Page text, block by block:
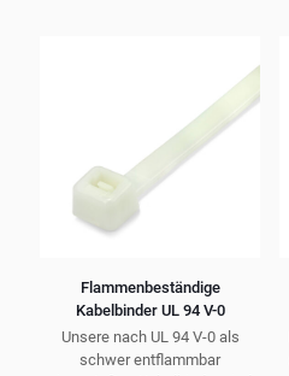
Produktseite
werden
Flammenbeständige
Kabelbinder UL 94 V-0
Unsere nach UL 94 V-0 als
schwer entflammbar